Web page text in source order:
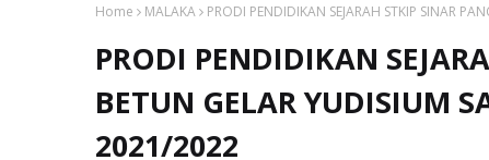
Home MALAKA PRODI PENDIDIKAN SEJARAH STKIP SINAR
PRODI PENDIDIKAN
BETUN GELAR YUDISIUM
2021/2022